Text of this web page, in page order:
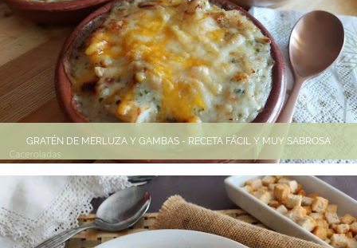
GRATÉN DE MERLUZA Y GAMBAS - RECETA FÁCIL Y MUY SABROSA